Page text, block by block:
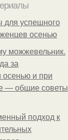
для успешного
осенью
можжевельник.
за
и при
— общие советы
подход к